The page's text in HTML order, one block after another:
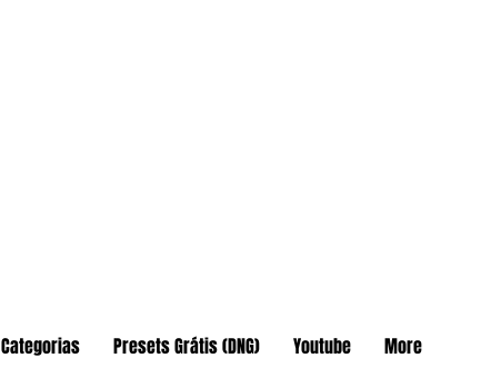
Categorias Presets Grátis (DNG) Youtube More